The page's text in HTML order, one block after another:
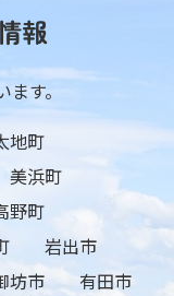
報
す。
地町
美浜町
野町
岩出市
坊市
有田市